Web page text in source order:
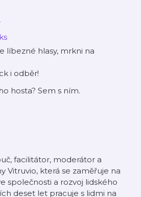
líbezné hlasy, mrkni na
i odběr!
hosta? Sem s ním.
facilitátor, moderátor a
Vitruvio, která se zaměřuje na
společnosti a rozvoj lidského
deset let pracuje s lidmi na